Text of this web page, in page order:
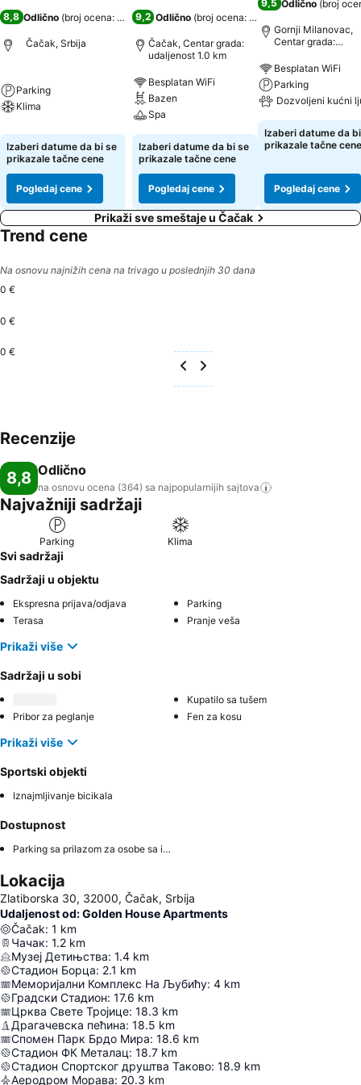
8,8 Odlično (broj ocena: 364)
Čačak, Srbija
Parking
Klima
Izaberi datume da bi se
prikazale tačne cene
Pogledaj cene
9,2 Odlično (broj ocena: 1.502
Čačak, Centar grada:
udaljenost 1.0 km
Besplatan WiFi
Bazen
Spa
Izaberi datume da bi se
prikazale tačne cene
Pogledaj cene
9,5 Odlično (broj
Gornji Milanovac,
Centar grada:
Besplatan WiFi
Parking
Dozvoljeni kućni
Izaberi datume da
prikazale tačne cene
Pogledaj cene
Prikaži sve smeštaje u Čačak
Trend cene
Na osnovu najnižih cena na trivago u poslednjih 30 dana
0 €
0 €
0 €
Recenzije
8,8 Odlično
na osnovu ocena (364) sa najpopularnijih sajtova
Najvažniji sadržaji
Parking Klima
Svi sadržaji
Sadržaji u objektu
Ekspresna prijava/odjava
Parking
Terasa
Pranje veša
Prikaži više
Sadržaji u sobi
Kupatilo sa tušem
Pribor za peglanje
Fen za kosu
Prikaži više
Sportski objekti
Iznajmljivanje bicikala
Dostupnost
Parking sa prilazom za osobe sa invaliditetom
Lokacija
Zlatiborska 30, 32000, Čačak, Srbija
Udaljenost od: Golden House Apartments
Čačak: 1 km
Чачак: 1.2 km
Музеј Детињства: 1.4 km
Стадион Борца: 2.1 km
Меморијални Комплекс На Љубићу: 4 km
Градски Стадион: 17.6 km
Црква Свете Тројице: 18.3 km
Драгачевска пећина: 18.5 km
Спомен Парк Брдо Мира: 18.6 km
Стадион ФК Металац: 18.7 km
Стадион Спортског друштва Таково: 18.9 km
Аеродром Морава: 20.3 km